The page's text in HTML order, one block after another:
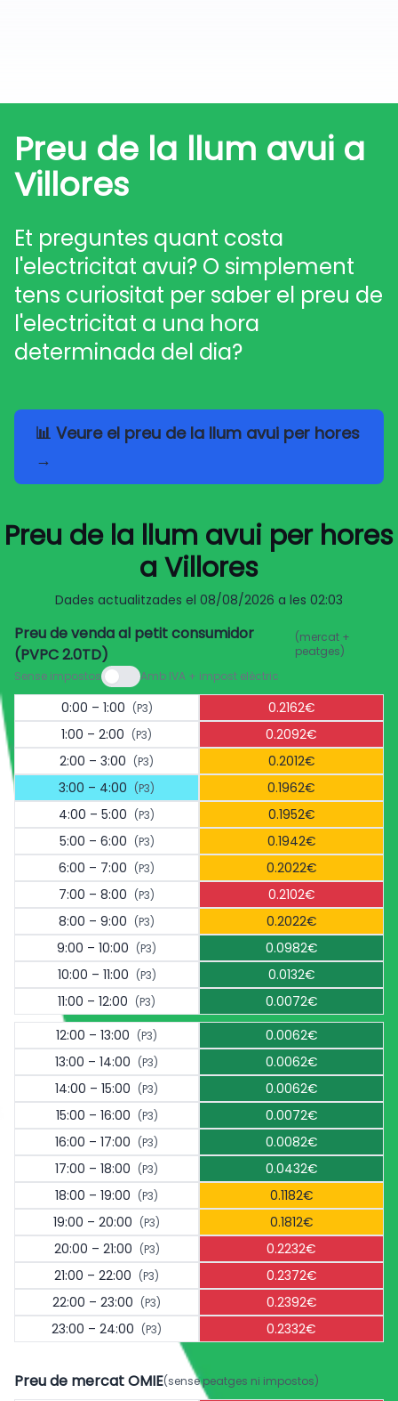
Preu de la llum avui a
Villores
Et preguntes quant costa
l'electricitat avui? O simplement
tens curiositat per saber el preu de
l'electricitat a una hora
determinada del dia?
📊 Veure el preu de la llum avui per hores
→
Preu de la llum avui per hores
a Villores
Dades actualitzades el 08/08/2026 a les 02:03
Preu de venda al petit consumidor
(PVPC 2.0TD)
(mercat +
peatges)
Sense impostos
Amb IVA + impost elèctric
0:00 – 1:00 (P3)
0.2162€
1:00 – 2:00 (P3)
0.2092€
2:00 – 3:00 (P3)
0.2012€
3:00 – 4:00 (P3)
0.1962€
4:00 – 5:00 (P3)
0.1952€
5:00 – 6:00 (P3)
0.1942€
6:00 – 7:00 (P3)
0.2022€
7:00 – 8:00 (P3)
0.2102€
8:00 – 9:00 (P3)
0.2022€
9:00 – 10:00 (P3)
0.0982€
10:00 – 11:00 (P3)
0.0132€
11:00 – 12:00 (P3)
0.0072€
12:00 – 13:00 (P3)
0.0062€
13:00 – 14:00 (P3)
0.0062€
14:00 – 15:00 (P3)
0.0062€
15:00 – 16:00 (P3)
0.0072€
16:00 – 17:00 (P3)
0.0082€
17:00 – 18:00 (P3)
0.0432€
18:00 – 19:00 (P3)
0.1182€
19:00 – 20:00 (P3)
0.1812€
20:00 – 21:00 (P3)
0.2232€
21:00 – 22:00 (P3)
0.2372€
22:00 – 23:00 (P3)
0.2392€
23:00 – 24:00 (P3) 0.2332€
Preu de mercat OMIE(sense peatges ni impostos)